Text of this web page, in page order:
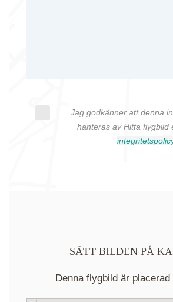
Jag godkänner att denna
hanteras av Hitta flygbild
SÄTT BILDEN PÅ
Denna flygbild är placerad